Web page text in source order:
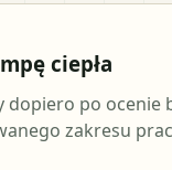
ciepła
dopiero po ocenie
zakresu